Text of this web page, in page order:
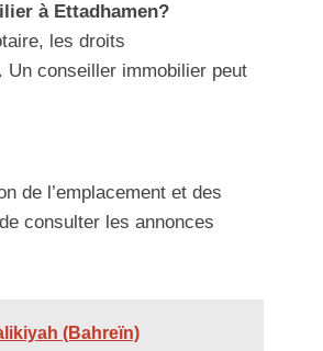
à Ettadhamen?
les droits
Un conseiller immobilier peut
de l’emplacement et des
consulter les annonces
(Bahreïn)